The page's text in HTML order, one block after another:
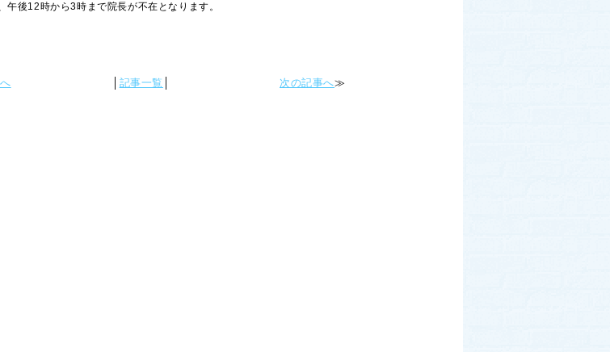
午後12時から3時まで院長が不在となります。
記事一覧 次の記事へ≫